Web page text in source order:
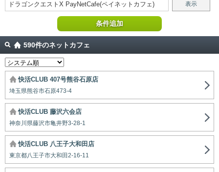
ドラゴンクエストX PayNetCafe(ペイネットカフェ) 表示
条件追加
590件のネットカフェ
快活CLUB 407号熊谷石原店
埼玉県熊谷市石原473-4
快活CLUB 藤沢六会店
神奈川県藤沢市亀井野3-28-1
快活CLUB 八王子大和田店
東京都八王子市大和田2-16-11